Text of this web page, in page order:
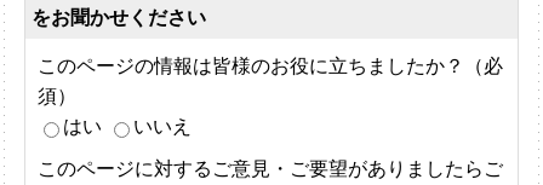
をお聞かせください
このページの情報は皆様のお役に立ちましたか？（必
須）
はい
いいえ
このページに対するご意見・ご要望がありましたらご